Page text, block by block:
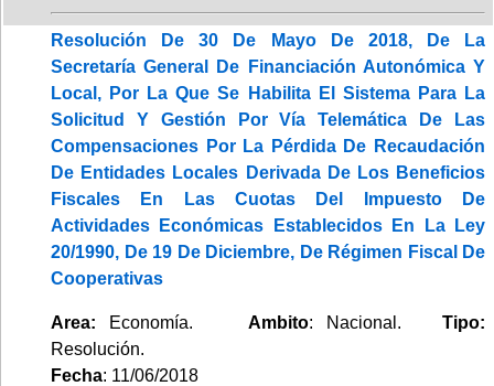
Resolución De 30 De Mayo De 2018, De La
Secretaría General De Financiación Autonómica Y
Local, Por La Que Se Habilita El Sistema Para La
Solicitud Y Gestión Por Vía Telemática De Las
Compensaciones Por La Pérdida De Recaudación
De Entidades Locales Derivada De Los Beneficios
Fiscales En Las Cuotas Del Impuesto De
Actividades Económicas Establecidos En La Ley
20/1990, De 19 De Diciembre, De Régimen Fiscal De
Cooperativas
Area: Economía. Ambito: Nacional.Tipo:
Resolución.
Fecha: 11/06/2018